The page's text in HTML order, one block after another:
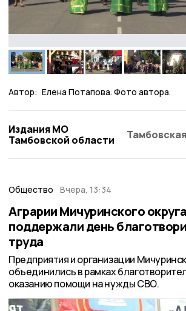
Автор: Елена Потапова. Фото автора.
Издания МО
Тамбовской области
Общество Вчера, 13:34
Аграрии Мичуринского округа
поддержали день
труда
Предприятия и организации
объединились в рамках
оказанию помощи на нужды СВО.